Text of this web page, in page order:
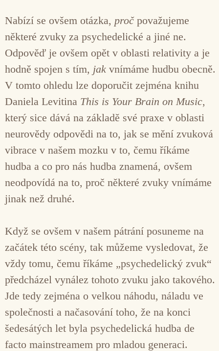
Nabízí se ovšem otázka, pročpovažujeme
některé zvuky za psychedelické a jiné ne.
Odpověď je ovšem opět v oblasti relativity a je
hodně spojen s tím, jak vnímáme hudbu obecně.
V tomto ohledu lze doporučit zejména knihu
Daniela Levitina This is Your Brain on Music,
který sice dává na základě své praxe v oblasti
neurovědy odpovědi na to, jak se mění zvuková
vibrace v našem mozku v to, čemu říkáme
hudba a co pro nás hudba znamená, ovšem
neodpovídá na to, proč některé zvuky vnímáme
jinak než druhé.
Když se ovšem v našem pátrání posuneme na
začátek této scény, tak můžeme vysledovat, že
vždy tomu, čemu říkáme „psychedelický zvuk“
předcházel vynález tohoto zvuku jako takového.
Jde tedy zejména o velkou náhodu, náladu ve
společnosti a načasování toho, že na konci
šedesátých let byla psychedelická hudba de
facto mainstreamem pro mladou generaci.